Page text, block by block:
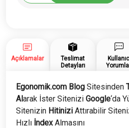
Tanıtım
Açıklamalar
Teslimat
Detayları
Egonomik.com Blog Sitesinden
Alarak İster Sitenizi Google‘da
Sitenizin Hitinizi Attırabilir
Hızlı İndexAlmasını